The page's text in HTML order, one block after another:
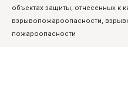
объектах защиты, отнесенных к
взрывопожароопасности,
пожароопасности